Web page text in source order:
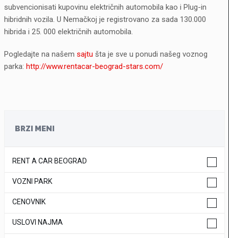
subvencionisati kupovinu električnih automobila kao i Plug-in
hibridnih vozila. U Nemačkoj je registrovano za sada 130.000
hibrida i 25. 000 električnih automobila.
Pogledajte na našem sajtu šta je sve u ponudi našeg voznog
parka: http://www.rentacar-beograd-stars.com/
BRZI MENI
RENT A CAR BEOGRAD
VOZNI PARK
CENOVNIK
USLOVI NAJMA